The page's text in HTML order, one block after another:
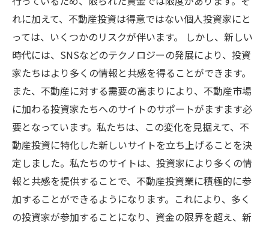
れに加えて、不動産投資は得意ではない個人投資家にと
っては、いくつかのリスクが伴います。 しかし、新しい
時代には、SNSなどのテクノロジーの発展により、投資
家たちはより多くの情報と共感を得ることができます。
また、不動産に対する需要の高まりにより、不動産市場
に加わる投資家たちへのサイトのサポートがますます必
要となっています。私たちは、この変化を見据えて、不
動産投資に特化した新しいサイトを立ち上げることを決
定しました。私たちのサイトは、投資家により多くの情
報と共感を提供することで、不動産投資業に積極的に参
加することができるようになります。これにより、多く
の投資家が参加することになり、資金の限界を超え、新